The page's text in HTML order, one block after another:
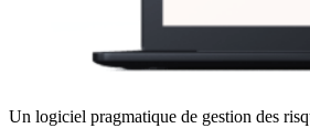
Un logiciel pragmatique de gestion des